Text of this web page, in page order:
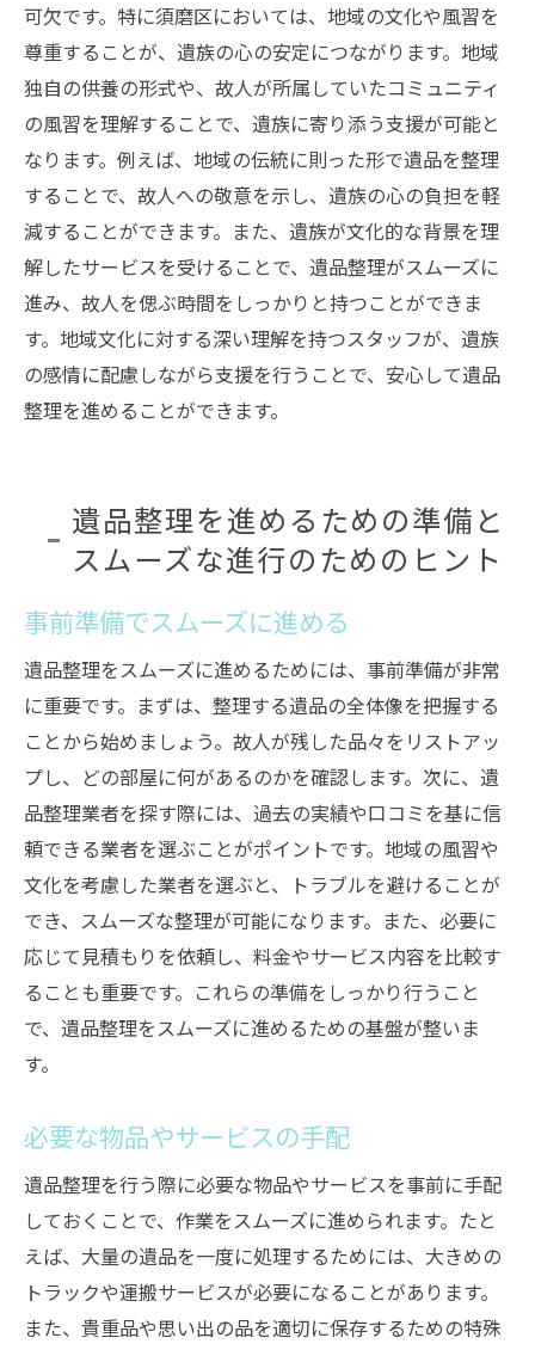
可欠です。特に須磨区においては、地域の文化や風習を
尊重することが、遺族の心の安定につながります。地域
独自の供養の形式や、故人が所属していたコミュニティ
の風習を理解することで、遺族に寄り添う支援が可能と
なります。例えば、地域の伝統に則った形で遺品を整理
することで、故人への敬意を示し、遺族の心の負担を軽
減することができます。また、遺族が文化的な背景を理
解したサービスを受けることで、遺品整理がスムーズに
進み、故人を偲ぶ時間をしっかりと持つことができま
す。地域文化に対する深い理解を持つスタッフが、遺族
の感情に配慮しながら支援を行うことで、安心して遺品
整理を進めることができます。
遺品整理を進めるための準備と
スムーズな進行のためのヒント
事前準備でスムーズに進める
遺品整理をスムーズに進めるためには、事前準備が非常
に重要です。まずは、整理する遺品の全体像を把握する
ことから始めましょう。故人が残した品々をリストアッ
プし、どの部屋に何があるのかを確認します。次に、遺
品整理業者を探す際には、過去の実績や口コミを基に信
頼できる業者を選ぶことがポイントです。地域の風習や
文化を考慮した業者を選ぶと、トラブルを避けることが
でき、スムーズな整理が可能になります。また、必要に
応じて見積もりを依頼し、料金やサービス内容を比較す
ることも重要です。これらの準備をしっかり行うこと
で、遺品整理をスムーズに進めるための基盤が整いま
す。
必要な物品やサービスの手配
遺品整理を行う際に必要な物品やサービスを事前に手配
しておくことで、作業をスムーズに進められます。たと
えば、大量の遺品を一度に処理するためには、大きめの
トラックや運搬サービスが必要になることがあります。
また、貴重品や思い出の品を適切に保存するための特殊